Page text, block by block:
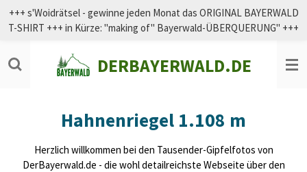
Zum
Hauptinhalt
DERBAYERWALD.DE
+++ s'Woidrätsel - gewinne jeden Monat das ORIGINAL BAYERWALD
T-SHIRT +++ in Kürze: "making of" Bayerwald-ÜBERQUERUNG" +++
Hahnenriegel 1.108 m
Herzlich willkommen bei den Tausender-Gipfelfotos von
DerBayerwald.de - die wohl detailreichste Webseite über den